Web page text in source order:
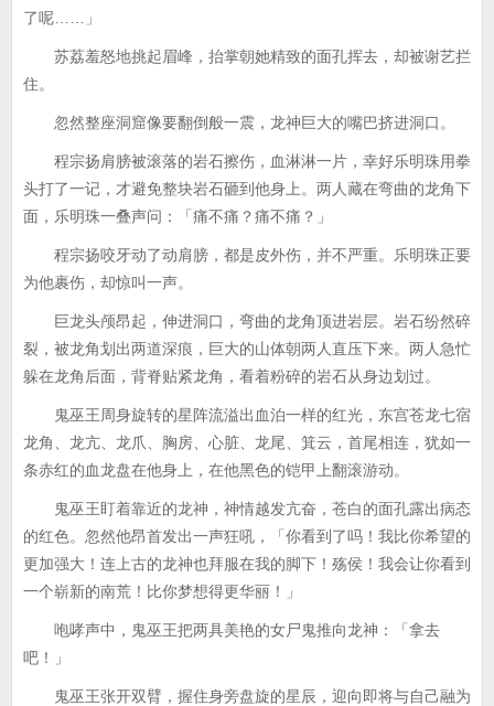
了呢……」
苏荔羞怒地挑起眉峰，抬掌朝她精致的面孔挥去，却被谢艺拦
住。
忽然整座洞窟像要翻倒般一震，龙神巨大的嘴巴挤进洞口。
程宗扬肩膀被滚落的岩石擦伤，血淋淋一片，幸好乐明珠用拳
头打了一记，才避免整块岩石砸到他身上。两人藏在弯曲的龙角下
面，乐明珠一叠声问：「痛不痛？痛不痛？」
程宗扬咬牙动了动肩膀，都是皮外伤，并不严重。乐明珠正要
为他裹伤，却惊叫一声。
巨龙头颅昂起，伸进洞口，弯曲的龙角顶进岩层。岩石纷然碎
裂，被龙角划出两道深痕，巨大的山体朝两人直压下来。两人急忙
躲在龙角后面，背脊贴紧龙角，看着粉碎的岩石从身边划过。
鬼巫王周身旋转的星阵流溢出血泊一样的红光，东宫苍龙七宿
龙角、龙亢、龙爪、胸房、心脏、龙尾、箕云，首尾相连，犹如一
条赤红的血龙盘在他身上，在他黑色的铠甲上翻滚游动。
鬼巫王盯着靠近的龙神，神情越发亢奋，苍白的面孔露出病态
的红色。忽然他昂首发出一声狂吼，「你看到了吗！我比你希望的
更加强大！连上古的龙神也拜服在我的脚下！殇侯！我会让你看到
一个崭新的南荒！比你梦想得更华丽！」
咆哮声中，鬼巫王把两具美艳的女尸鬼推向龙神：「拿去
吧！」
鬼巫王张开双臂，握住身旁盘旋的星辰，迎向即将与自己融为